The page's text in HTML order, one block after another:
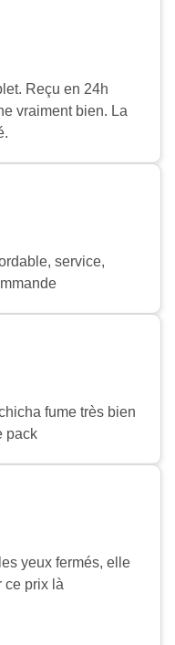
Reçu en 24h
vraiment bien. La
service,
fume très bien
pack
yeux fermés, elle
ce prix là